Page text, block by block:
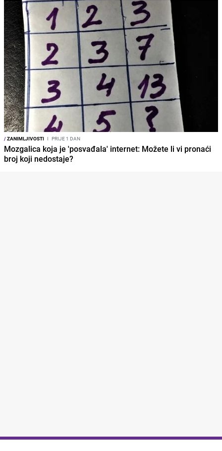
/ZANIMLJIVOSTI I PRIJE 1 DAN
Mozgalica koja je 'posvađala' internet: Možete li vi pronaći
broj koji nedostaje?